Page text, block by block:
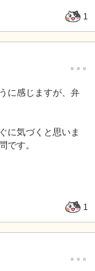
1
…
に感じますが、弁
に気づくと思いま
です。
1
…